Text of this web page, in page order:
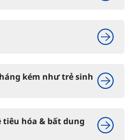
kém như trẻ sinh
tiêu hóa & bất dung